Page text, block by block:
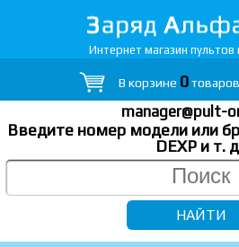
Интернет магазин пультов
В корзине 0
manager@pult-
Введите номер модели или
DEXP и т.